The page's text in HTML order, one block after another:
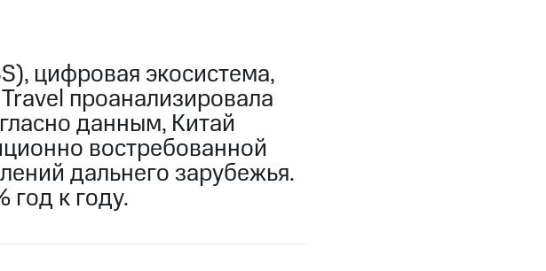
цифровая экосистема,
проанализировала
данным, Китай
востребованной
дальнего зарубежья.
к году.